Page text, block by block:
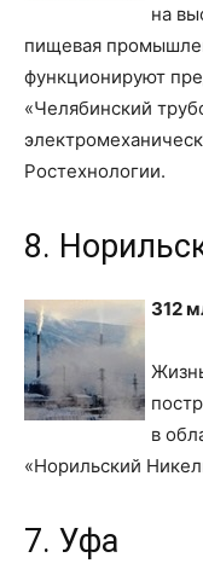
на
пищевая
функционируют
«Челябинский
Ростехнологии.
8.
312
в
«Норильский
7. Уфа